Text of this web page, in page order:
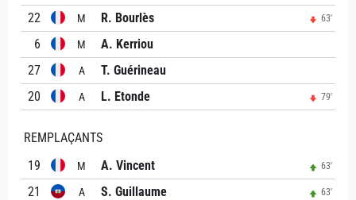
22 M R. Bourlès 63'
6 M
A. Kerriou
27
A
T. Guérineau
20
A L. Etonde 79'
REMPLAÇANTS
19
M A. Vincent 63'
21 A S. Guillaume 63'